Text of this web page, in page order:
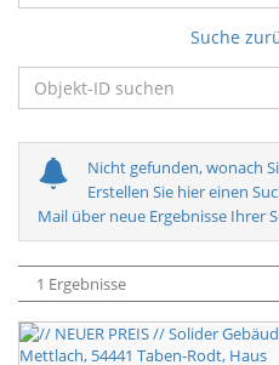
Suche
Nicht gefunden, wonach
Erstellen Sie hier einen
Mail über neue Ergebnisse Ihrer
1 Ergebnisse